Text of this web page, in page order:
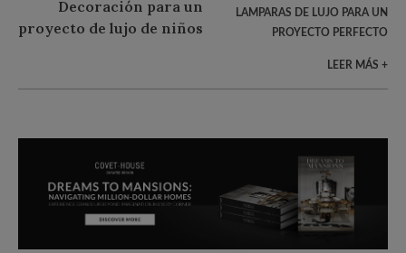
LAMPARAS DE LUJO PARA UN
PROYECTO PERFECTO
LEER MÁS +